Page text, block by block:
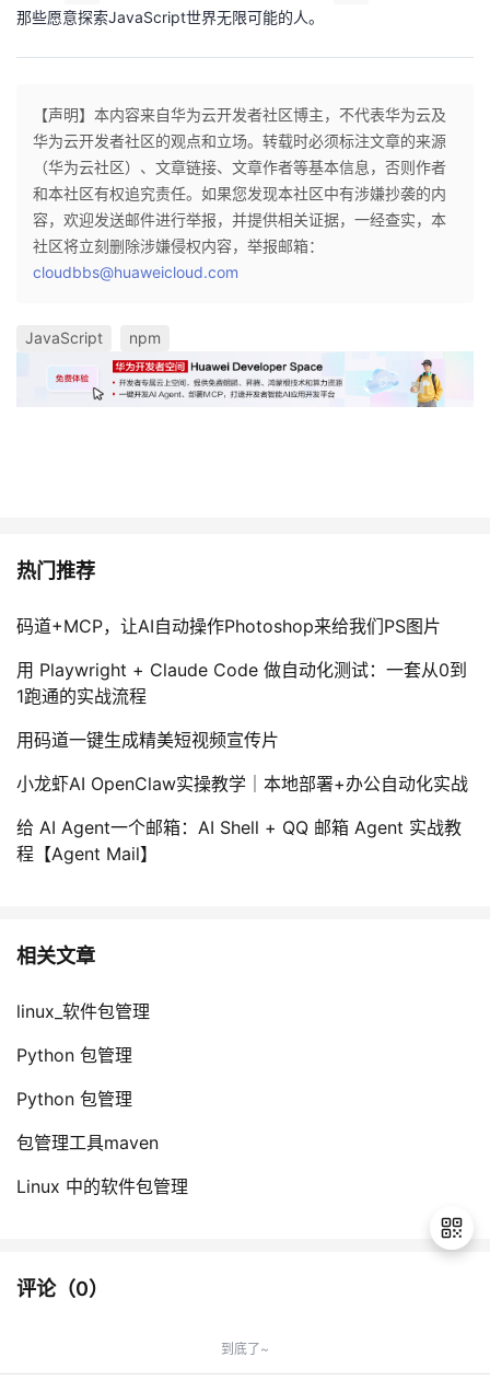
那些愿意探索JavaScript世界无限可能的人。
【声明】本内容来自华为云开发者社区博主，不代表华为云及
华为云开发者社区的观点和立场。转载时必须标注文章的来源
（华为云社区）、文章链接、文章作者等基本信息，否则作者
和本社区有权追究责任。如果您发现本社区中有涉嫌抄袭的内
容，欢迎发送邮件进行举报，并提供相关证据，一经查实，本
社区将立刻删除涉嫌侵权内容，举报邮箱：
cloudbbs@huaweicloud.com
JavaScript npm
热门推荐
码道+MCP，让AI自动操作Photoshop来给我们PS图片
用 Playwright + Claude Code 做自动化测试：一套从0到
1跑通的实战流程
用码道一键生成精美短视频宣传片
小龙虾AI OpenClaw实操教学｜本地部署+办公自动化实战
给 AI Agent一个邮箱：AI Shell + QQ 邮箱 Agent 实战教
程【Agent Mail】
相关文章
linux_软件包管理
Python 包管理
Python 包管理
包管理工具maven
Linux 中的软件包管理
评论（0）
到底了~